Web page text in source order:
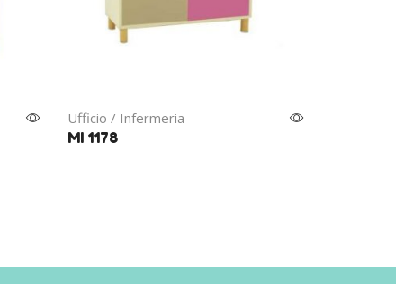
Ufficio / Infermeria
MI 1178